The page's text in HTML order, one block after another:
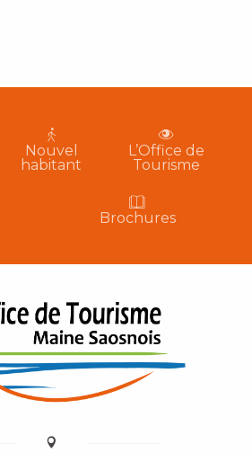
Nouvel
habitant
L’Office de
Tourisme
Brochures